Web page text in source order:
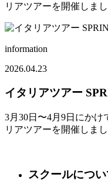
リアツアーを開催しま
information
2026.04.23
イタリアツアー
3月30日〜4月9日にかけ
リアツアーを開催しま
スクールにつ